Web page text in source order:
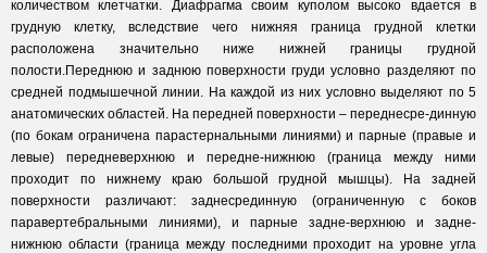
количеством клетчатки. Диафрагма своим куполом высоко вдается в
грудную клетку, вследствие чего нижняя граница грудной клетки
расположена значительно ниже нижней границы грудной
полости.Переднюю и заднюю поверхности груди условно разделяют по
средней подмышечной линии. На каждой из них условно выделяют по 5
анатомических областей. На передней поверхности – переднесре-динную
(по бокам ограничена парастернальными линиями) и парные (правые и
левые) передневерхнюю и передне-нижнюю (граница между ними
проходит по нижнему краю большой грудной мышцы). На задней
поверхности различают: заднесрединную (ограниченную с боков
паравертебральными линиями), и парные задне-верхнюю и задне-
нижнюю области (граница между последними проходит на уровне угла